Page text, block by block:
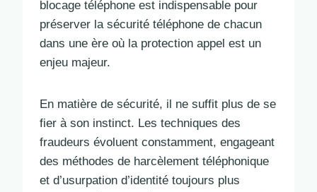
blocage téléphone est indispensable pour
préserver la sécurité téléphone de chacun
dans une ère où la protection appel est un
enjeu majeur.
En matière de sécurité, il ne suffit plus de se
fier à son instinct. Les techniques des
fraudeurs évoluent constamment, engageant
des méthodes de harcèlement téléphonique
et d’usurpation d’identité toujours plus